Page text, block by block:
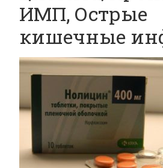
ИМП, Острые
кишечные